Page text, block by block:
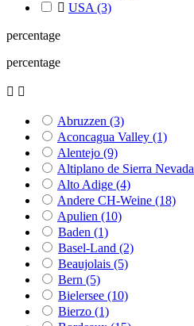
 USA (3)
percentage
percentage
 
Abruzzen (3)
Aconcagua Valley (1)
Alentejo (9)
Altiplano de Sierra Nevada
Alto Adige (4)
Andere CH-Weine (18)
Apulien (10)
Baden (1)
Basel-Land (2)
Beaujolais (5)
Bern (5)
Bielersee (10)
Bierzo (1)